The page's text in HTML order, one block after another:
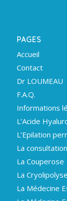
PAGES
Accueil
Contact
Dr LOUMEAU
F.A.Q.
Informations
L’Acide
L’Epilation
La
La Couperose
La Cryolipolyse
La Médecine